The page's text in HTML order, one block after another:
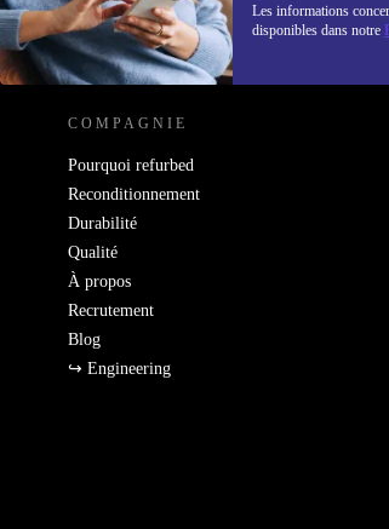
Les informations
disponibles dans notre
REFURBED FRANCE - RETHINK
COMPAGNIE
Pourquoi refurbed
Reconditionnement
Durabilité
Qualité
À propos
Recrutement
Blog
↪ Engineering